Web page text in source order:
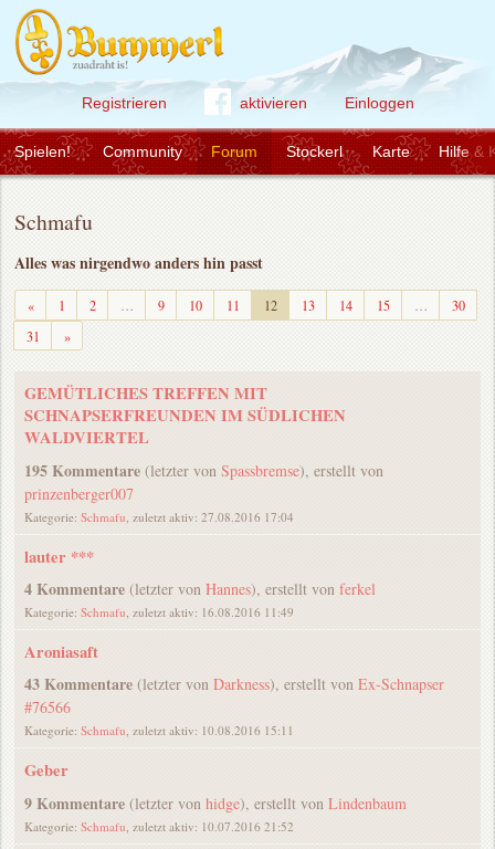
Registrieren aktivieren Einloggen
Community Forum Stockerl Karte Hilfe &
Spielen!
Schmafu
Alles was nirgendwo anders hin passt
«Zurück1 2 … 9 10 11 12 13 14 15 …
30
31
»Weiter
GEMÜTLICHES TREFFEN MIT
SCHNAPSERFREUNDEN IM SÜDLICHEN
WALDVIERTEL
195 Kommentare(letzter von Spassbremse), erstellt von
prinzenberger007
Kategorie: Schmafu , zuletzt aktiv: 27.08.2016 17:04
lauter ***
4 Kommentare(letzter von Hannes), erstellt von ferkel
Kategorie: Schmafu , zuletzt aktiv: 16.08.2016 11:49
Aroniasaft
43 Kommentare(letzter von Darkness), erstellt von Ex-Schnapser
#76566
Kategorie: Schmafu, zuletzt aktiv: 10.08.2016 15:11
Geber
9 Kommentare(letzter von hidge), erstellt von Lindenbaum
Kategorie: Schmafu , zuletzt aktiv: 10.07.2016 21:52